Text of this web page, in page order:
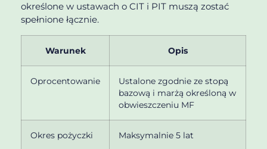
określone w ustawach o CIT i PIT muszą zostać
spełnione łącznie.
Warunek Opis
Oprocentowanie
Ustalone zgodnie ze stopą
bazową i marżą określoną w
obwieszczeniu MF
Okres pożyczki Maksymalnie 5 lat